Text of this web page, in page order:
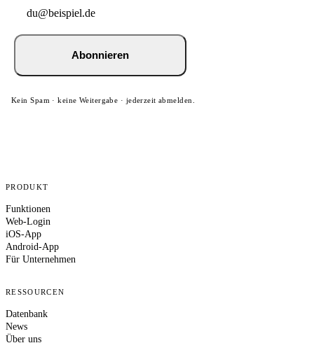
Abonnieren
Kein Spam · keine Weitergabe · jederzeit abmelden.
PRODUKT
Funktionen
Web-Login
iOS-App
Android-App
Für Unternehmen
RESSOURCEN
Datenbank
News
Über uns